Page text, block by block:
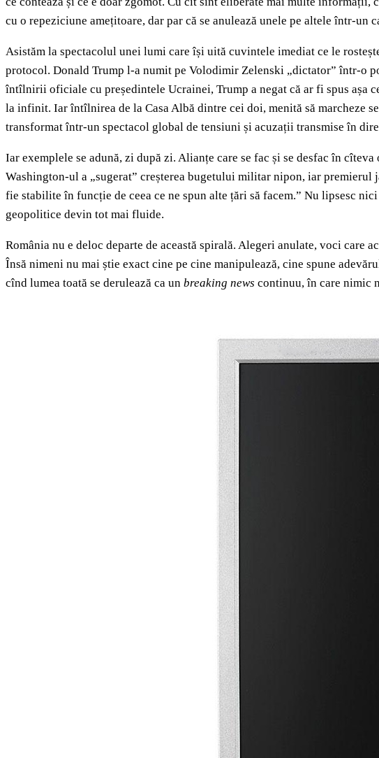
cu o repeziciune amețitoare, dar par că se anulează unele pe altele într-un
Asistăm la spectacolul unei lumi care își uită cuvintele imediat ce le
protocol. Donald Trump l-a numit pe Volodimir Zelenski „dictator” într-o
întîlnirii oficiale cu președintele Ucrainei, Trump a negat că ar fi spus așa
la infinit. Iar întîlnirea de la Casa Albă dintre cei doi, menită să
transformat într-un spectacol global de tensiuni și acuzații transmise în
Iar exemplele se adună, zi după zi. Alianțe care se fac și se desfac în
Washington-ul a „sugerat” creșterea bugetului militar nipon, iar
fie stabilite în funcție de ceea ce ne spun alte țări să facem.” Nu lipsesc
geopolitice devin tot mai fluide.
România nu e deloc departe de această spirală. Alegeri anulate, voci care
Însă nimeni nu mai știe exact cine pe cine manipulează, cine spune
cînd lumea toată se derulează ca un breaking news continuu, în care nimic